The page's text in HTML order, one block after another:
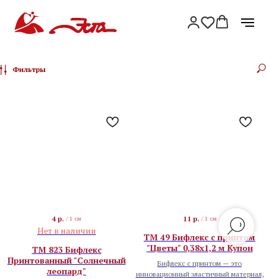
Фильтры
4 р. / 1 см
Нет в наличии
TM 823 Бифлекс
Принтованный "Солнечный
леопард"
11 р. / 1 см
TM 49 Бифлекс с принтом
"Цветы" 0,38x1,2 м Купон
Бифлекс с принтом — это
инновационный эластичный материал,